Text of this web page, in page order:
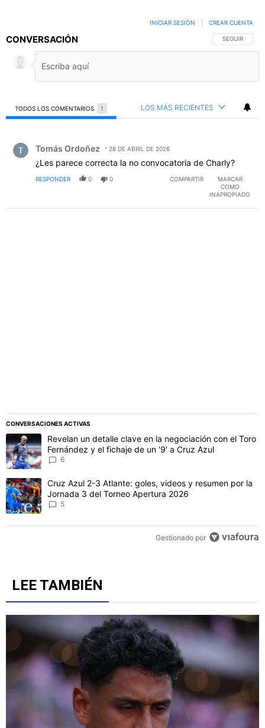
CONVERSACIÓN SIGA ESTA
SEGUIR
INICIAR SESIÓN CREAR CUENTA
TODOS LOS COMENTARIOS 1 LOS MÁS RECIENTES
Tomás Ordoñez 28 DE ABRIL DE 2026
¿Les parece correcta la no convocatoria de Charly?
RESPONDER 0 0 COMPARTIR
MARCAR
COMO
INAPROPIADO
CONVERSACIONES ACTIVAS
Este listado muestra los artículos con más comentarios en los
Un artículo de tendencia con el título "Revelan un detalle clave
Revelan un detalle clave en la negociación con el Toro
Fernández y el fichaje de un '9' a Cruz Azul
6
Un artículo de tendencia con el título "Cruz Azul 2-3 Atlante:
Cruz Azul 2-3 Atlante: goles, videos y resumen por la
Jornada 3 del Torneo Apertura 2026
5
Gestionado por
LEE TAMBIÉN